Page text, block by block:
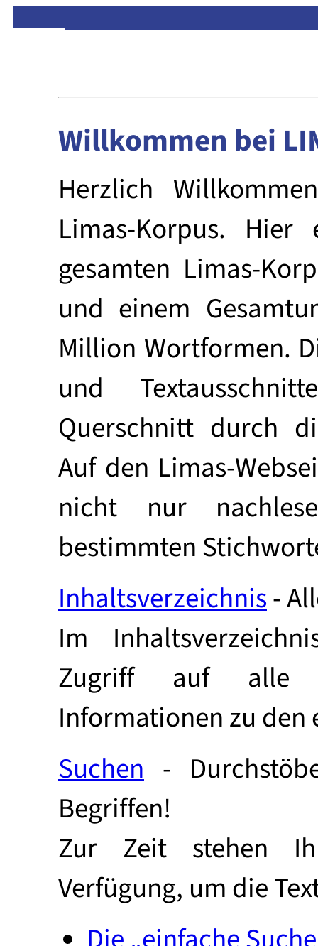
Willkommen bei
Herzlich
Limas-Korpus.
gesamten Limas-
und einem
Million Wortformen.
und
Querschnitt durch
Auf den Limas-
nicht nur
bestimmten
Inhaltsverzeichnis-
Im
Zugriff auf alle
Informationen zu den
Suchen -
Begriffen!
Zur Zeit stehen
Verfügung, um die